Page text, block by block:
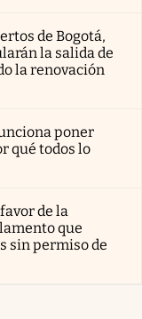
de Bogotá,
la salida de
la renovación
poner
qué todos lo
de la
que
sin permiso de